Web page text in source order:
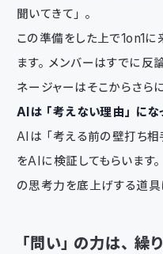
聞いてきて」。
この準備をした上で1on1に
ます。メンバーはすでに反
ネージャーはそこからさら
AIは「考えない理由」にな
AIは「考える前の壁打ち相
をAIに検証してもらいます
の思考力を底上げする道具
「問い」の力は、繰